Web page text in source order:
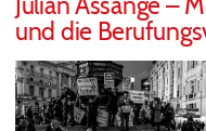
und die